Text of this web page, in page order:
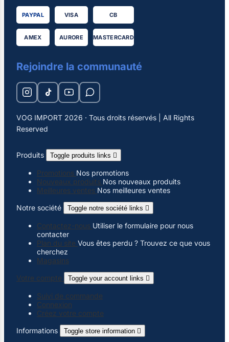
PAYPAL VISA CB
AMEX AURORE MASTERCARD
Rejoindre la communauté
VOG IMPORT 2026 · Tous droits réservés | All Rights
Reserved
Produits Toggle produits links 
Promotions Nos promotions
Nouveaux produits Nos nouveaux produits
Meilleures ventes Nos meilleures ventes
Notre société
Toggle notre société links 
Contactez-nous Utiliser le formulaire pour nous
contacter
Plan du site Vous êtes perdu ? Trouvez ce que vous
cherchez
Magasins
Votre compte
Toggle your account links 
Suivi de commande
Connexion
Créez votre compte
Informations
Toggle store information 